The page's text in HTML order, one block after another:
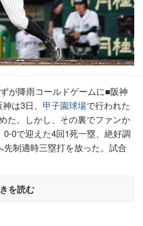
が降雨コールドゲームに■阪神
は3日、 甲子園球場で行われた
た。しかし、その裏でファンか
0で迎えた4回1死一塁、絶好調
先制適時三塁打を放った。試合
を読む